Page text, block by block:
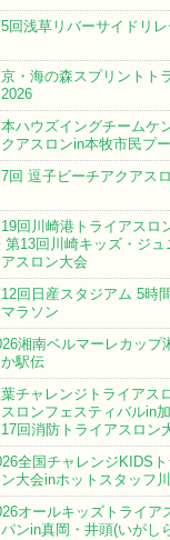
回浅草リバーサイドリ
・海の森スプリントト
本ハウズイングチームケ
アスロンin本牧市民プ
回 逗子ビーチアクアス
回川崎港トライアスロ
第13回川崎キッズ・ジュ
スロン大会
回日産スタジアム 5時
ラソン
湘南ベルマーレカップ
駅伝
チャレンジトライアス
ロンフェスティバルin
回消防トライアスロン
全国チャレンジKIDS
ン大会inホットスタッフ
オールキッズトライア
パンin真岡・井頭(いがし